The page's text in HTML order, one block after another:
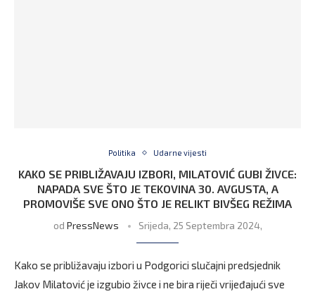
Politika Udarne vijesti
KAKO SE PRIBLIŽAVAJU IZBORI, MILATOVIĆ GUBI ŽIVCE:
NAPADA SVE ŠTO JE TEKOVINA 30. AVGUSTA, A
PROMOVIŠE SVE ONO ŠTO JE RELIKT BIVŠEG REŽIMA
od PressNews Srijeda, 25 Septembra 2024,
Kako se približavaju izbori u Podgorici slučajni predsjednik
Jakov Milatović je izgubio živce i ne bira riječi vrijeđajući sve